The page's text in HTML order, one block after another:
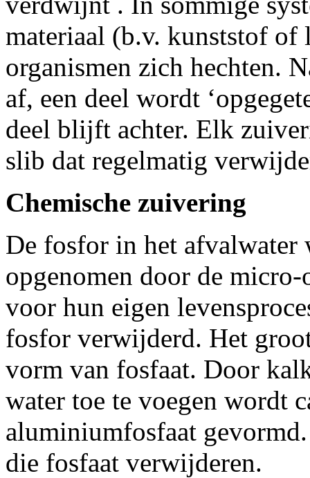
materiaal (b.v. kunststof of
organismen zich hechten.
af, een deel wordt
deel blijft achter. Elk
slib dat regelmatig
Chemische zuivering
De fosfor in het afvalwater
opgenomen door de
voor hun eigen
fosfor verwijderd. Het
vorm van fosfaat. Door
water toe te voegen wordt
aluminiumfosfaat
die fosfaat verwijderen.